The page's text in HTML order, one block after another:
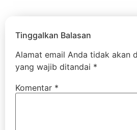
Tinggalkan Balasan
Alamat email Anda tidak akan
yang wajib ditandai *
Komentar *